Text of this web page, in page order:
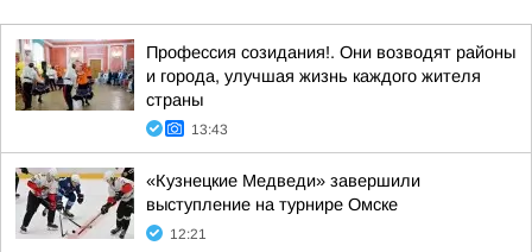
Профессия созидания!. Они возводят районы
и города, улучшая жизнь каждого жителя
страны
13:43
«Кузнецкие Медведи» завершили
выступление на турнире Омске
12:21